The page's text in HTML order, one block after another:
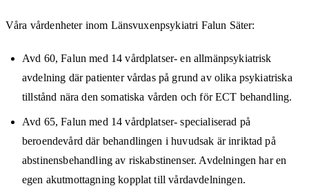
Våra vårdenheter inom Länsvuxenpsykiatri Falun Säter:
Avd 60, Falun med 14 vårdplatser- en allmänpsykiatrisk
avdelning där patienter vårdas på grund av olika psykiatriska
tillstånd nära den somatiska vården och för ECT behandling.
Avd 65, Falun med 14 vårdplatser- specialiserad på
beroendevård där behandlingen i huvudsak är inriktad på
abstinensbehandling av riskabstinenser. Avdelningen har en
egen akutmottagning kopplat till vårdavdelningen.